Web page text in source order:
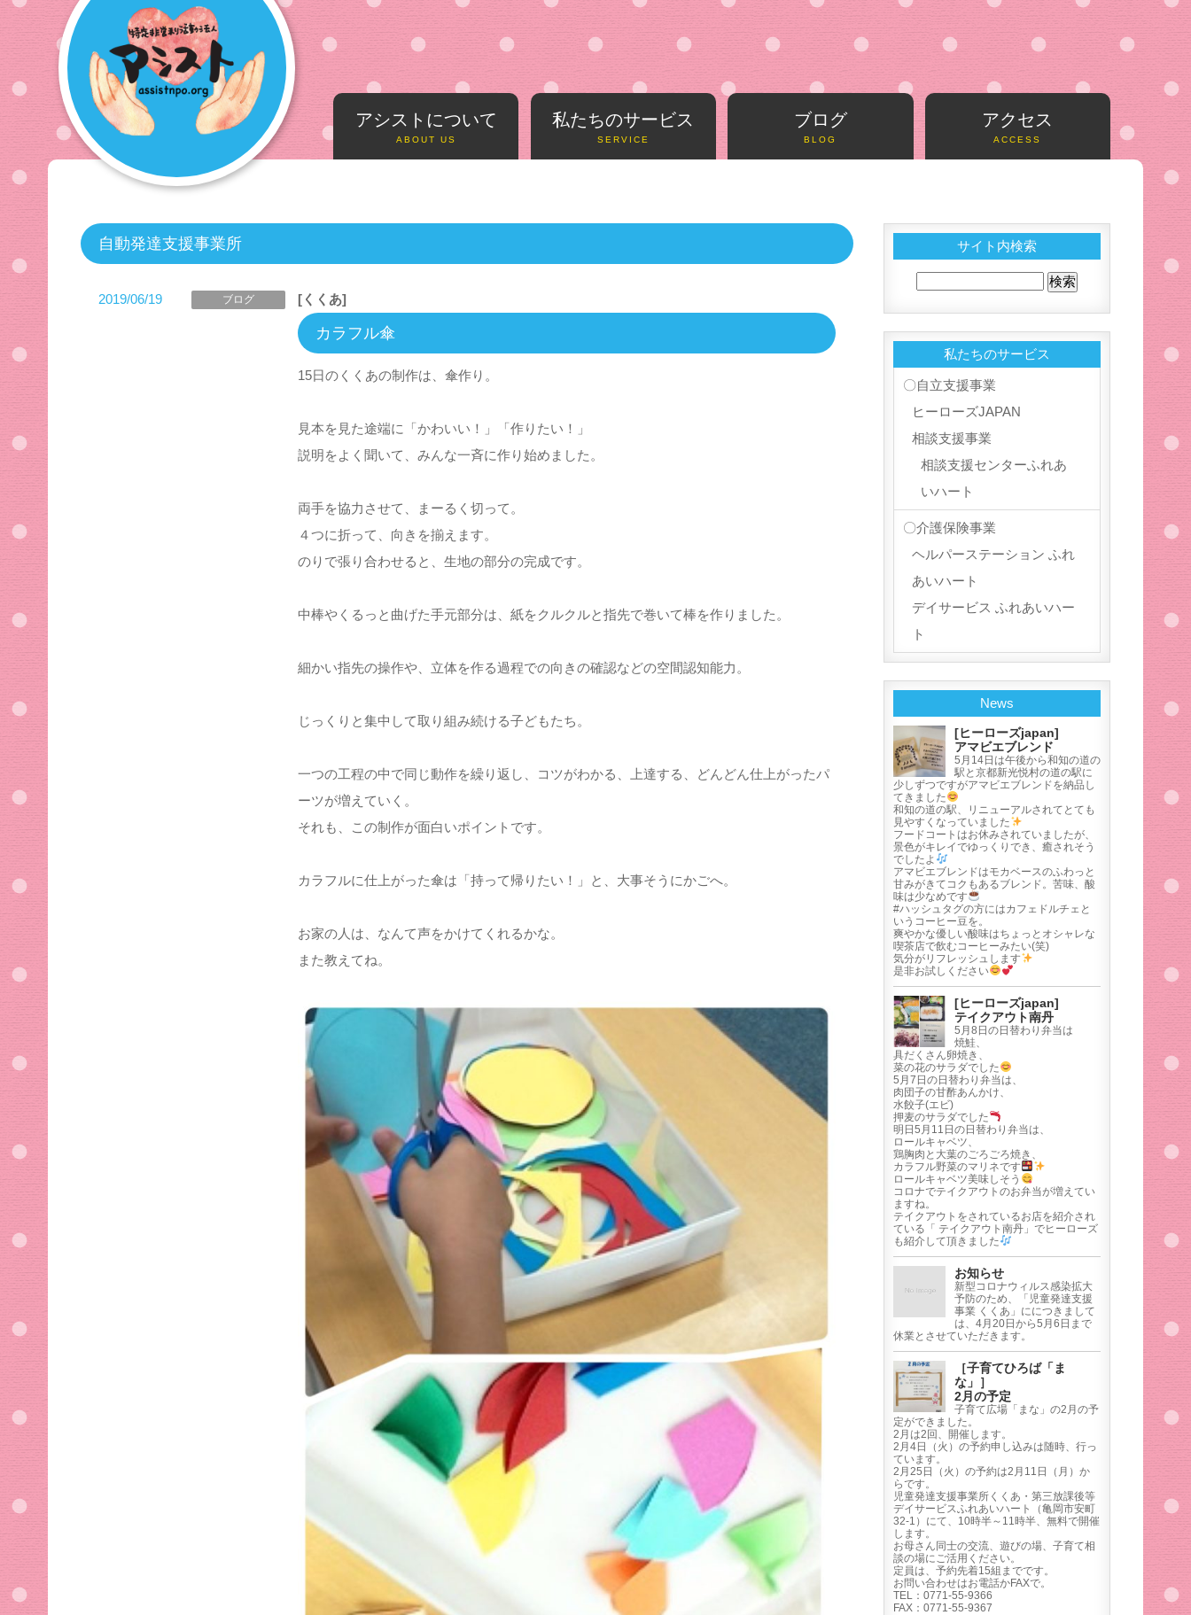
アシストについて
ABOUT US
私たちのサービス
SERVICE
ブログ
BLOG
アクセス
ACCESS
自動発達支援事業所
2019/06/19 ブログ [くくあ]
カラフル傘
15日のくくあの制作は、傘作り。
見本を見た途端に「かわいい！」「作りたい！」
説明をよく聞いて、みんな一斉に作り始めました。
両手を協力させて、まーるく切って。
４つに折って、向きを揃えます。
のりで張り合わせると、生地の部分の完成です。
中棒やくるっと曲げた手元部分は、紙をクルクルと指先で巻いて棒を作りました。
細かい指先の操作や、立体を作る過程での向きの確認などの空間認知能力。
じっくりと集中して取り組み続ける子どもたち。
一つの工程の中で同じ動作を繰り返し、コツがわかる、上達する、どんどん仕上がったパ
ーツが増えていく。
それも、この制作が面白いポイントです。
カラフルに仕上がった傘は「持って帰りたい！」と、大事そうにかごへ。
お家の人は、なんて声をかけてくれるかな。
また教えてね。
サイト内検索
私たちのサービス
〇自立支援事業
ヒーローズJAPAN
相談支援事業
相談支援センターふれあ
いハート
〇介護保険事業
ヘルパーステーション ふれ
あいハート
デイサービス ふれあいハー
ト
News
[ヒーローズjapan]
アマビエブレンド
5月14日は午後から和知の道の
駅と京都新光悦村の道の駅に
少しずつですがアマビエブレンドを納品し
てきました
和知の道の駅、リニューアルされてとても
見やすくなっていました
フードコートはお休みされていましたが、
景色がキレイでゆっくりでき、癒されそう
でしたよ
アマビエブレンドはモカベースのふわっと
甘みがきてコクもあるブレンド。苦味、酸
味は少なめです
#ハッシュタグの方にはカフェドルチェと
いうコーヒー豆を。
爽やかな優しい酸味はちょっとオシャレな
喫茶店で飲むコーヒーみたい(笑)
気分がリフレッシュします
是非お試しください
[ヒーローズjapan]
テイクアウト南丹
5月8日の日替わり弁当は
焼鮭、
具だくさん卵焼き、
菜の花のサラダでした
5月7日の日替わり弁当は、
肉団子の甘酢あんかけ、
水餃子(エビ)
押麦のサラダでした
明日5月11日の日替わり弁当は、
ロールキャベツ、
鶏胸肉と大葉のごろごろ焼き、
カラフル野菜のマリネです
ロールキャベツ美味しそう
コロナでテイクアウトのお弁当が増えてい
ますね。
テイクアウトをされているお店を紹介され
ている「 テイクアウト南丹」でヒーローズ
も紹介して頂きました
お知らせ
新型コロナウィルス感染拡大
予防のため、「児童発達支援
事業 くくあ」ににつきまして
は、4月20日から5月6日まで
休業とさせていただきます。
［子育てひろば「ま
な」］
2月の予定
子育て広場「まな」の2月の予
定ができました。
2月は2回、開催します。
2月4日（火）の予約申し込みは随時、行っ
ています。
2月25日（火）の予約は2月11日（月）か
らです。
児童発達支援事業所くくあ・第三放課後等
デイサービスふれあいハート（亀岡市安町
32-1）にて、10時半～11時半、無料で開催
します。
お母さん同士の交流、遊びの場、子育て相
談の場にご活用ください。
定員は、予約先着15組までです。
お問い合わせはお電話かFAXで。
TEL：0771-55-9366
FAX：0771-55-9367